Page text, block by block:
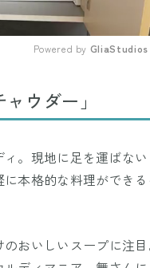
Powered by GliaStudios
ウダー」
。現地に足を運ばな
本格的な料理ができ
おいしいスープに注